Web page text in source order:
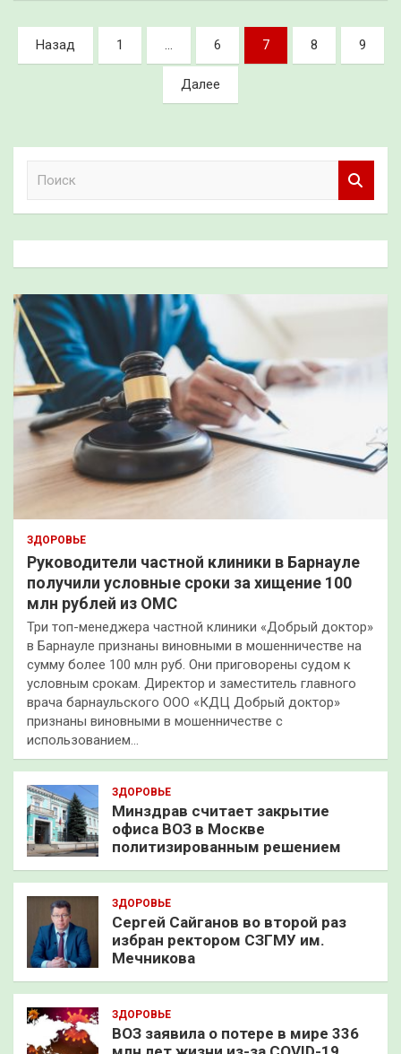
Пагинация
записей
Назад 1 … 6 7 8 9
Далее
к
ЗДОРОВЬЕ
Руководители частной клиники в Барнауле
получили условные сроки за хищение 100
млн рублей из ОМС
Три топ-менеджера частной клиники «Добрый доктор»
в Барнауле признаны виновными в мошенничестве на
сумму более 100 млн руб. Они приговорены судом к
условным срокам. Директор и заместитель главного
врача барнаульского ООО «КДЦ Добрый доктор»
признаны виновными в мошенничестве с
использованием…
ЗДОРОВЬЕ
Минздрав считает закрытие
офиса ВОЗ в Москве
политизированным решением
ЗДОРОВЬЕ
Сергей Сайганов во второй раз
избран ректором СЗГМУ им.
Мечникова
ЗДОРОВЬЕ
ВОЗ заявила о потере в мире 336